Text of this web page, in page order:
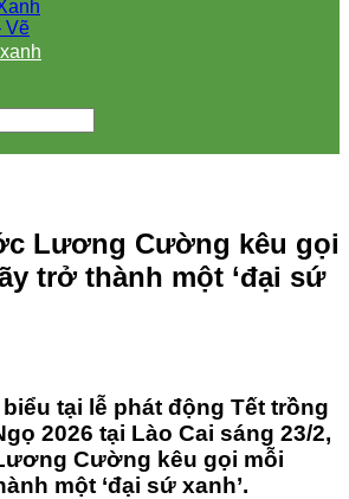
Vẽ
Lương Cường kêu gọi
trở thành một ‘đại sứ
biểu tại lễ phát động Tết trồng
2026 tại Lào Cai sáng 23/2,
Cường kêu gọi mỗi
một ‘đại sứ xanh’.